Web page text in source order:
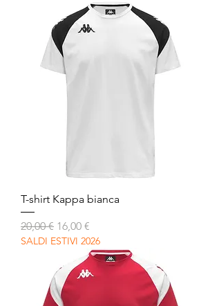
T-shirt Kappa bianca
Prezzo regolare
20,00 € Prezzo scontato
16,00 €
SALDI ESTIVI 2026